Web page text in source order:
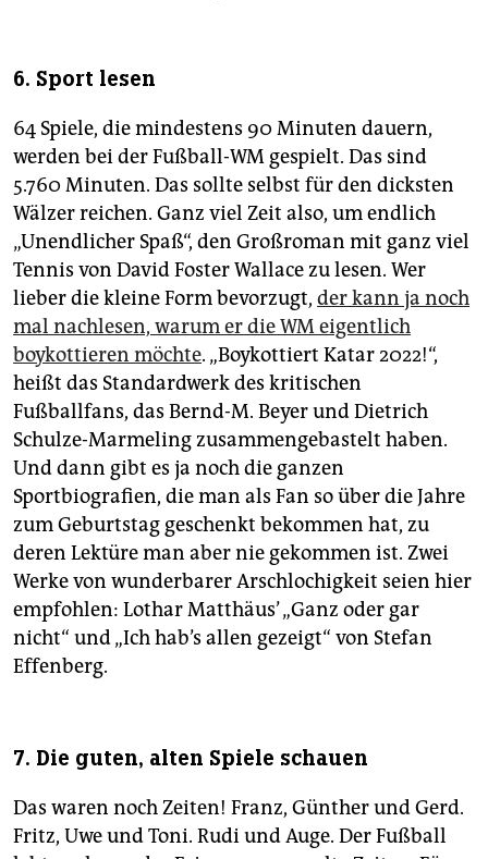
6. Sport lesen
64 Spiele, die mindestens 90 Minuten dauern,
werden bei der Fußball-WM gespielt. Das sind
5.760 Minuten. Das sollte selbst für den dicksten
Wälzer reichen. Ganz viel Zeit also, um endlich
„Unendlicher Spaß“, den Großroman mit ganz viel
Tennis von David Foster Wallace zu lesen. Wer
lieber die kleine Form bevorzugt, der kann ja noch
mal nachlesen, warum er die WM eigentlich
boykottieren möchte. „Boykottiert Katar 2022!“,
heißt das Standardwerk des kritischen
Fußballfans, das Bernd-M. Beyer und Dietrich
Schulze-Marmeling zusammengebastelt haben.
Und dann gibt es ja noch die ganzen
Sportbiografien, die man als Fan so über die Jahre
zum Geburtstag geschenkt bekommen hat, zu
deren Lektüre man aber nie gekommen ist. Zwei
Werke von wunderbarer Arschlochigkeit seien hier
empfohlen: Lothar Matthäus’ „Ganz oder gar
nicht“ und „Ich hab’s allen gezeigt“ von Stefan
Effenberg.
7. Die guten, alten Spiele schauen
Das waren noch Zeiten! Franz, Günther und Gerd.
Fritz, Uwe und Toni. Rudi und Auge. Der Fußball